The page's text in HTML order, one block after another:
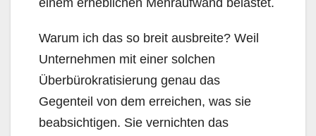
einem erheblichen Mehraufwand belastet.
Warum ich das so breit ausbreite? Weil
Unternehmen mit einer solchen
Überbürokratisierung genau das
Gegenteil von dem erreichen, was sie
beabsichtigen. Sie vernichten das